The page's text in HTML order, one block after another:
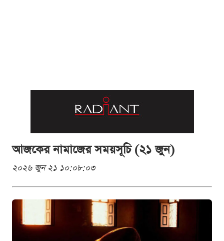
আজকের নামাজের সময়সূচি (২১ জুন)
২০২৬ জুন ২১ ১০:০৮:০৩